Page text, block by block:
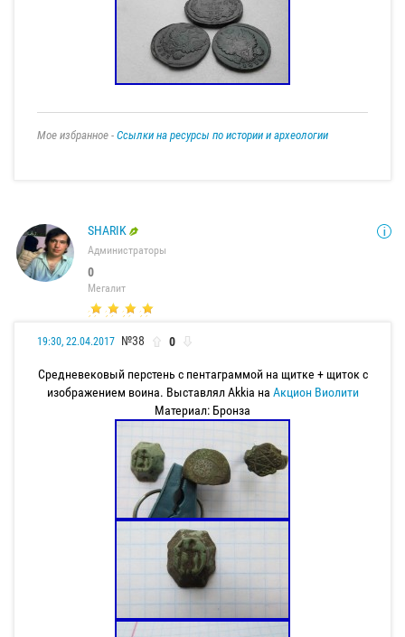
Мое избранное - Ссылки на ресурсы по истории и археологии
SHARIK
Администраторы
0
Мегалит
19:30, 22.04.2017 №38 0
Средневековый перстень с пентаграммой на щитке + щиток с
изображением воина. Выставлял Akkia на Акцион Виолити
Материал: Бронза